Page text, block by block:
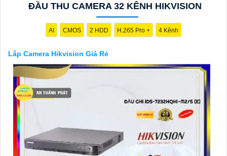
Chào quý khách hàng,
Chúng tôi xin trân trọng giới thiệu đến quý vị dịch vụ lắp đặt
camera Hikvision giá rẻ và chuyên nghiệp cho dự án của quý vị.
đội ngũ kỹ thuật viên của chúng tôi cam kết sẽ mang đến cho
quý vị những giải pháp an ninh hiệu quả, đáng tin cậy và tiết
kiệm chi phí.
Camera của Hikvision được biết đến là một trong những thương
hiệu hàng đầu thế giới về giải pháp an ninh video. Với các tính
năng và công nghệ tiên tiến, camera Hikvision không chỉchắc
chắn
chất lượng hình ảnh sắc nét mà còn đem đến sự tin cậy và
an toàn cho dự án của quý vị.
Nếu quý vị quan tâm đến việc lắp đặt camera Hikvision giá rẻ và
chuyên nghiệp cho dự án của mình, chúng tôi luôn sẵn lòng hỗ
trợ và tư vấn cho quý vị.
ĐẦU THU CAMERA 32 KÊNH HIKVISION
AI CMOS 2 HDD H.265 Pro + 4 Kênh
Lắp Camera Hikvision Giá Rẻ